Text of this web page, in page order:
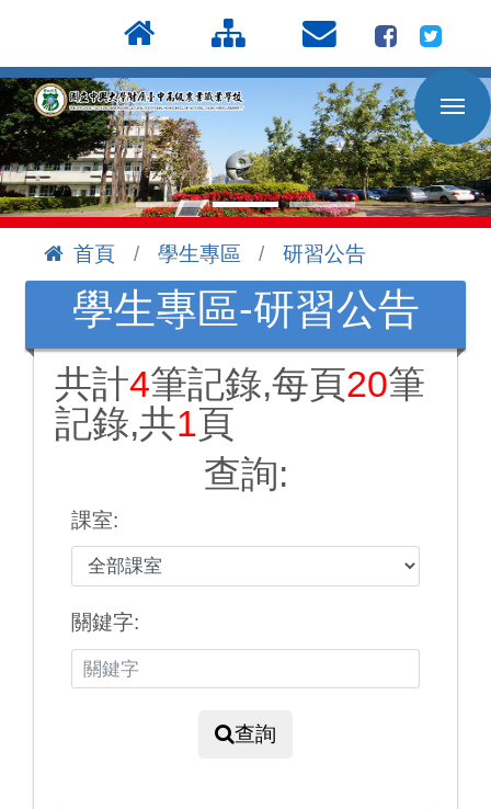
到
主
要
內
容
區
首頁 學生專區
研習公告
學生專區-研習公告
共計4筆記錄,每頁20筆
記錄,共1頁
查詢:
課室:
關鍵字:
查詢